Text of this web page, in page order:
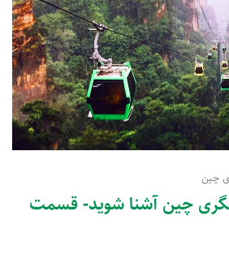
چین
چین آشنا شوید- قسمت